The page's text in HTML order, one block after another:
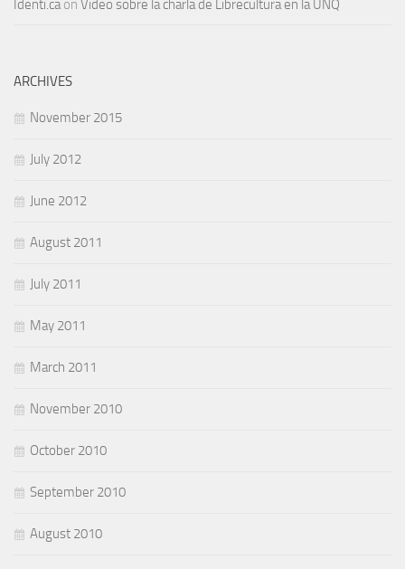
Identi.caon Video sobre la charla de Librecultura en la UNQ
ARCHIVES
November 2015
July 2012
June 2012
August 2011
July 2011
May 2011
March 2011
November 2010
October 2010
September 2010
August 2010